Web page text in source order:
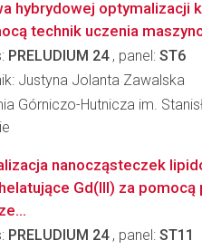
hybrydowej optymalizacji
technik uczenia
PRELUDIUM 24, panel: ST6
Justyna Jolanta Zawalska
Górniczo-Hutnicza im.
nanocząsteczek
Gd(III) za pomocą
PRELUDIUM 24, panel: ST11